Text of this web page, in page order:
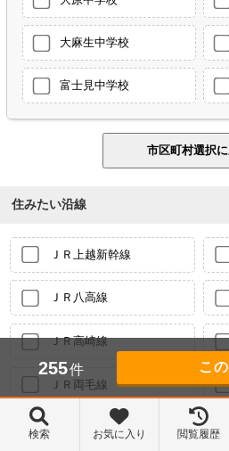
大麻生中学校
富士見中学校
住みたい沿線
ＪＲ上越新幹線
ＪＲ八高線
ＪＲ高崎線
ＪＲ両毛線
秩父鉄道
255件
検索 お気に入り 閲覧履歴